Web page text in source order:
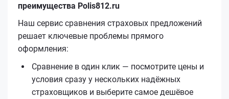
преимущества Polis812.ru
Наш сервис сравнения страховых предложений
решает ключевые проблемы прямого
оформления:
Сравнение в один клик — посмотрите цены и
условия сразу у нескольких надёжных
страховщиков и выберите самое дешёвое